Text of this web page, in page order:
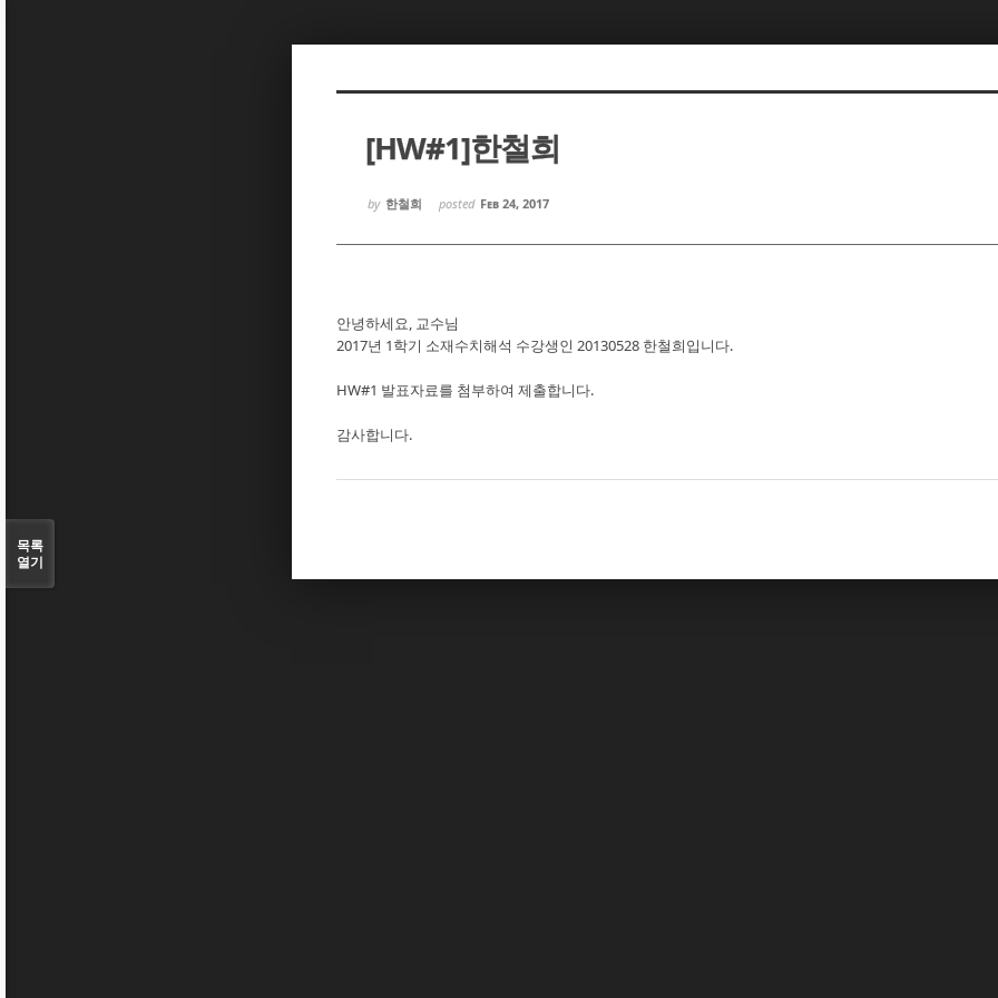
[HW#1]한철희
by 한철희 posted Feb 24, 2017
안녕하세요, 교수님
2017년 1학기 소재수치해석 수강생인 20130528 한철희입니다.
HW#1 발표자료를 첨부하여 제출합니다.
감사합니다.
목록
열기
Sketchbook5, 스케치북5
Sketchbook5, 스케치북5
Sketchbook5, 스케치북5
Sketchbook5, 스케치북5